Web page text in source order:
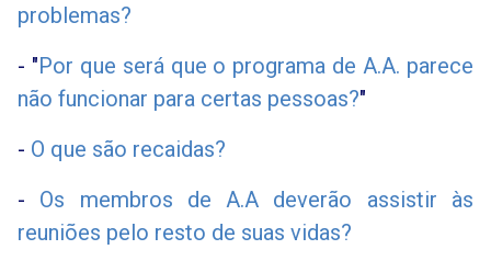
problemas?
- "Por que será que o programa de A.A. parece
não funcionar para certas pessoas?"
- O que são recaidas?
- Os membros de A.A deverão assistir às
reuniões pelo resto de suas vidas?